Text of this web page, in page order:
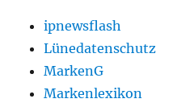
ipnewsflash
Lünedatenschutz
MarkenG
Markenlexikon